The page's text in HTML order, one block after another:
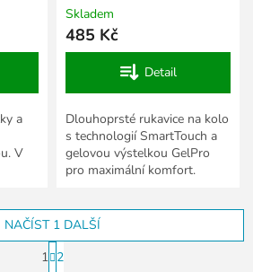
a
V
Skladem
485 Kč
Detail
Dlouhoprsté rukavice na kolo
s technologií SmartTouch a
gelovou výstelkou GelPro
pro maximální komfort.
NAČÍST 1 DALŠÍ
S
t
1 2